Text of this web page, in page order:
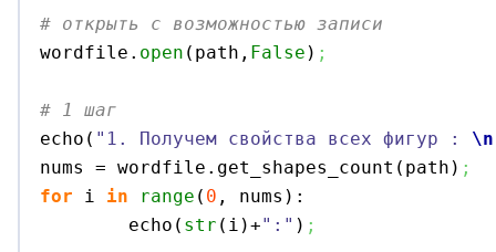
# открыть с возможностью записи
wordfile. open ( path, False ) ;
# 1 шаг
echo ( "1. Получем свойства всех фигур : \n
nums = wordfile. get_shapes_count ( path ) ;
for i in range ( 0 , nums ) :
	echo
( str ( i )+":" ) ;